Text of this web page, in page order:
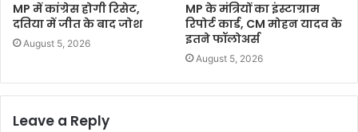
MP में कांग्रेस होगी रिसेट,
दतिया में जीत के बाद जोश
August 5, 2026
MP के मंत्रियों का इंस्टाग्राम
रिपोर्ट कार्ड, CM मोहन यादव के
इतने फॉलोअर्स
August 5, 2026
Leave a Reply